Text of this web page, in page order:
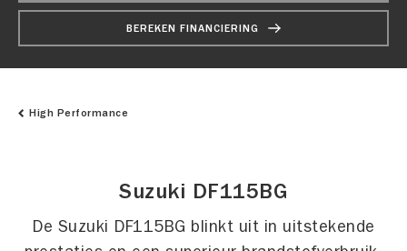
BEREKEN FINANCIERING
High Performance
Suzuki DF115BG
De Suzuki DF115BG blinkt uit in uitstekende